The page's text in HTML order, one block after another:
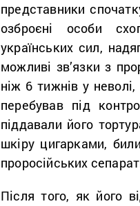
представники
озброєні особи
українських сил,
можливі зв’язки з
ніж 6 тижнів у
перебував під
піддавали його
шкіру цигарками,
проросійських
Після того, як його